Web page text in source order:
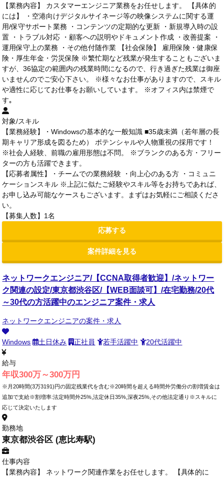
【業務内容】 カスタマーエンジニア業務をお任せします。 【具体的
には】 ・空港向けデジタルサイネージ等の映像システムに関する運
用/保守サポート業務 ・コンテンツの定期的な更新 ・新規導入時の設
置 ・トラブル対応 ・顧客への説明やドキュメント作成 ・改善提案 ・
運用保守上の業務 ・その他付随作業 【社会保険】 雇用保険・健康保
険・厚生年金・労災保険 ※繁忙期など残業が発生することもございま
すが、36協定の範囲内の残業時間になるので、行き過ぎた残業は御座
いませんのでご安心下さい。 ※様々なお仕事がありますので、スキル
や適性に応じてお仕事をお願いしています。 ※オフィス内は禁煙で
す｡
対象/スキル
【業務経験】・Windowsの基本的な一般知識 ■35歳未満（若年層の長
期キャリア形成を図るため） ポテンシャルや人物重視の採用です！
※社会人経験、前職の雇用形態は不問。 ※ブランクのある方・フリー
ターの方も活躍できます。
【応募者属性】・チームでの業務経験 ・向上心のある方 ・コミュニ
ケーションスキル ※上記に似たご経験やスキル等をお持ちであれば、
お申し込み可能なケースもございます。まずはお気軽にご相談くださ
い。
【募集人数】1名
応募する
案件詳細を見る
ネットワークエンジニア/【CCNA取得者歓迎】/ネットワー
ク関連の設定/東京都渋谷区/【WEB面談可】/在宅勤務/20代
～30代の方活躍中のエンジニア案件・求人
ネットワークエンジニアの案件・求人
Windows 土日休み 正社員 若手活躍中 20代活躍中
給与
年収300万～300万円
※月20時間(3万3191)円の固定残業代を含む※20時間を超える時間外労働分の割増賃金は
追加で支給※割増率:法定時間外25%,法定休日35%,深夜25%,その他法定通り※スキルに
応じて決定いたします
勤務地
東京都渋谷区 (恵比寿駅)
仕事内容
【業務内容】 ネットワーク関連作業をお任せします。 【具体的に